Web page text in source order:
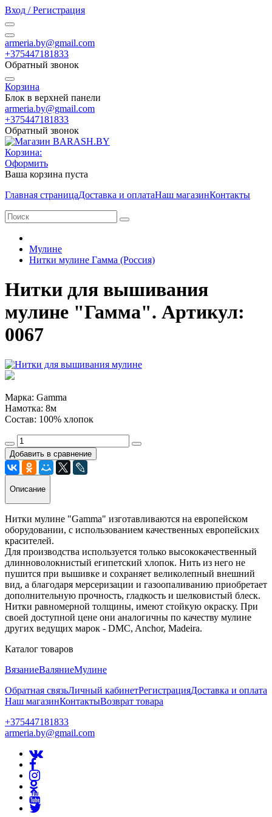
Вход / Регистрация
armeria.by@gmail.com
+375447181833
Обратный звонок
Корзина
Блок в верхней панели
armeria.by@gmail.com
+375447181833
Обратный звонок
Корзина:
Оформить
Ваша корзина пуста
Главная страницаДоставка и оплатаНаш магазинКонтакты
Мулине
Нитки мулине Гамма (Россия)
Нитки для вышивания
мулине "Гамма". Артикул:
0067
Марка: Gamma
Намотка: 8м
Состав: 100% хлопок
Добавить в сравнение
Описание
Нитки мулине "Gamma" изготавливаются на европейском
оборудовании, с использованием качественных европейских
красителей.
Для производства используется только высококачественный
длинноволокнистый египетский хлопок. Нить из него не
пушится при вышивке и сохраняет великолепный внешний
вид, а благодаря мерсеризации и газоопаливанию приобретает
дополнительную прочность, гладкость и шелковистый блеск.
Нитки равномерной толщины, имеют стойкую окраску. При
своей доступной цене они аналогичны по качеству мулине
других ведущих марок - DMC, Anchor, Madeira.
Каталог товаров
ВязаниеВаляниеМулине
Обратная связьЛичный кабинетРегистрацияДоставка и оплата
Наш магазинКонтактыВозврат товара
+375447181833
armeria.by@gmail.com